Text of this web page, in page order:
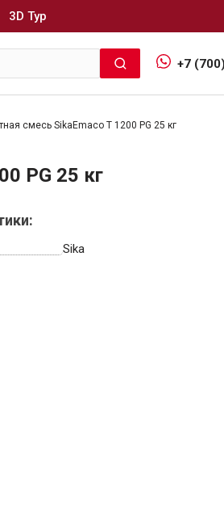
смесь SikaEmaco T 1200 PG 25 кг
PG 25 кг
Sika
3D Тур
+7